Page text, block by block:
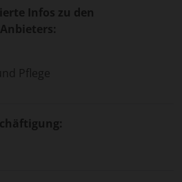
Infos zu den
Pflege